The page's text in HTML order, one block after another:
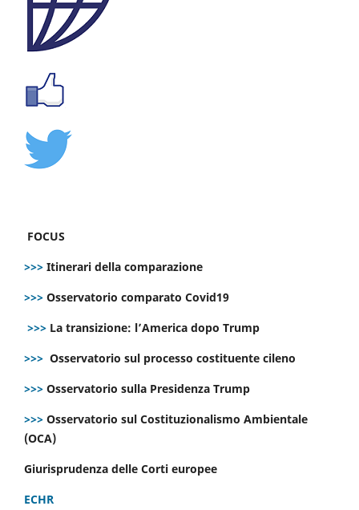
FOCUS
>>> Itinerari della comparazione
>>> Osservatorio comparato Covid19
>>> La transizione: l’America dopo Trump
>>> Osservatorio sul processo costituente cileno
>>> Osservatorio sulla Presidenza Trump
>>> Osservatorio sul Costituzionalismo Ambientale
(OCA)
Giurisprudenza delle Corti europee
ECHR